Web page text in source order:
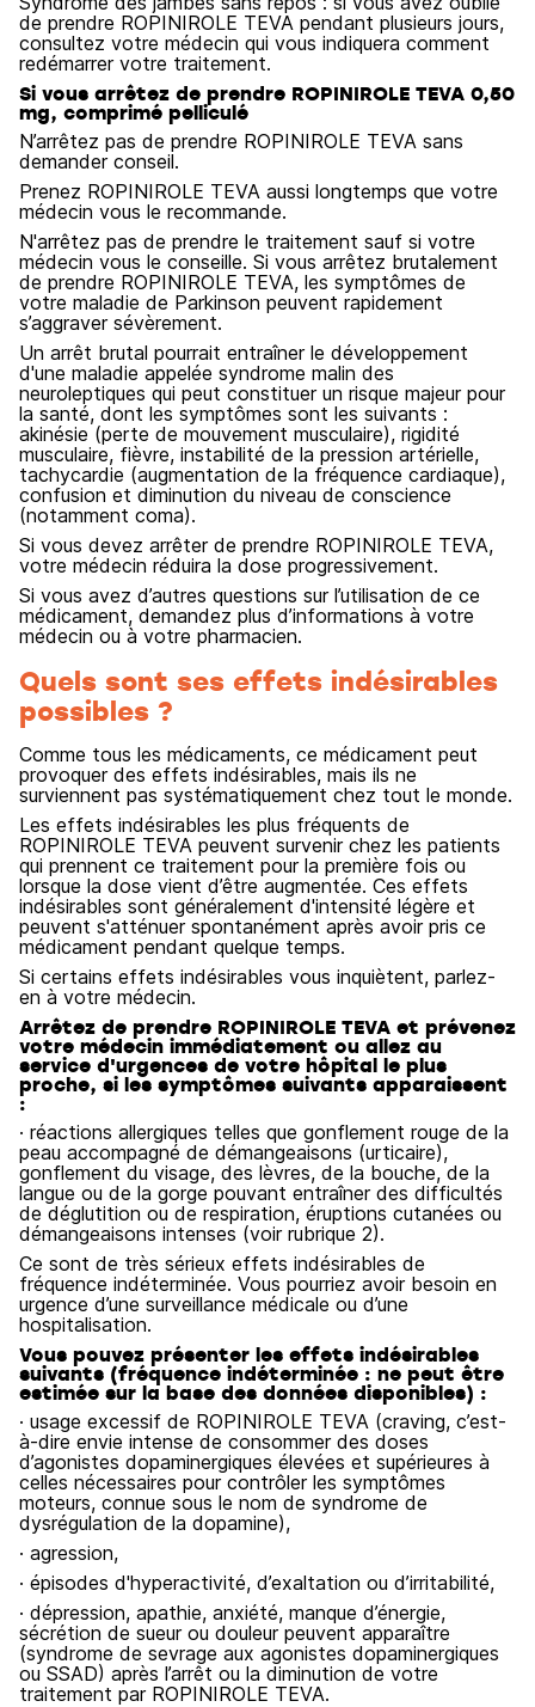
de prendre ROPINIROLE TEVA pendant plusieurs jours,
consultez votre médecin qui vous indiquera comment
redémarrer votre traitement.
Si vous arrêtez de prendre ROPINIROLE TEVA 0,50
mg, comprimé pelliculé
N’arrêtez pas de prendre ROPINIROLE TEVA sans
demander conseil.
Prenez ROPINIROLE TEVA aussi longtemps que votre
médecin vous le recommande.
N'arrêtez pas de prendre le traitement sauf si votre
médecin vous le conseille. Si vous arrêtez brutalement
de prendre ROPINIROLE TEVA, les symptômes de
votre maladie de Parkinson peuvent rapidement
s’aggraver sévèrement.
Un arrêt brutal pourrait entraîner le développement
d'une maladie appelée syndrome malin des
neuroleptiques qui peut constituer un risque majeur pour
la santé, dont les symptômes sont les suivants :
akinésie (perte de mouvement musculaire), rigidité
musculaire, fièvre, instabilité de la pression artérielle,
tachycardie (augmentation de la fréquence cardiaque),
confusion et diminution du niveau de conscience
(notamment coma).
Si vous devez arrêter de prendre ROPINIROLE TEVA,
votre médecin réduira la dose progressivement.
Si vous avez d’autres questions sur l’utilisation de ce
médicament, demandez plus d’informations à votre
médecin ou à votre pharmacien.
Quels sont ses effets indésirables
possibles ?
Comme tous les médicaments, ce médicament peut
provoquer des effets indésirables, mais ils ne
surviennent pas systématiquement chez tout le monde.
Les effets indésirables les plus fréquents de
ROPINIROLE TEVA peuvent survenir chez les patients
qui prennent ce traitement pour la première fois ou
lorsque la dose vient d’être augmentée. Ces effets
indésirables sont généralement d'intensité légère et
peuvent s'atténuer spontanément après avoir pris ce
médicament pendant quelque temps.
Si certains effets indésirables vous inquiètent, parlez-
en à votre médecin.
Arrêtez de prendre ROPINIROLE TEVA et prévenez
votre médecin immédiatement ou allez au
service d'urgences de votre hôpital le plus
proche, si les symptômes suivants apparaissent
:
· réactions allergiques telles que gonflement rouge de la
peau accompagné de démangeaisons (urticaire),
gonflement du visage, des lèvres, de la bouche, de la
langue ou de la gorge pouvant entraîner des difficultés
de déglutition ou de respiration, éruptions cutanées ou
démangeaisons intenses (voir rubrique 2).
Ce sont de très sérieux effets indésirables de
fréquence indéterminée. Vous pourriez avoir besoin en
urgence d’une surveillance médicale ou d’une
hospitalisation.
Vous pouvez présenter les effets indésirables
suivants (fréquence indéterminée : ne peut être
estimée sur la base des données disponibles) :
· usage excessif de ROPINIROLE TEVA (craving, c’est-
à-dire envie intense de consommer des doses
d’agonistes dopaminergiques élevées et supérieures à
celles nécessaires pour contrôler les symptômes
moteurs, connue sous le nom de syndrome de
dysrégulation de la dopamine),
· agression,
· épisodes d'hyperactivité, d’exaltation ou d’irritabilité,
· dépression, apathie, anxiété, manque d’énergie,
sécrétion de sueur ou douleur peuvent apparaître
(syndrome de sevrage aux agonistes dopaminergiques
ou SSAD) après l’arrêt ou la diminution de votre
traitement par ROPINIROLE TEVA.